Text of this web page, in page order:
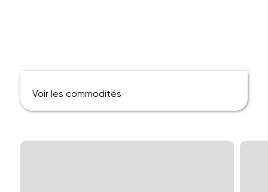
Voir les commodités